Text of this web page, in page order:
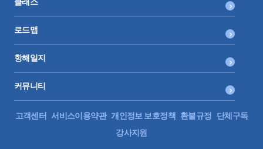
클래스
로드맵
항해일지
커뮤니티
고객센터 서비스이용약관 개인정보 보호정책 환불규정
단체구독
강사지원